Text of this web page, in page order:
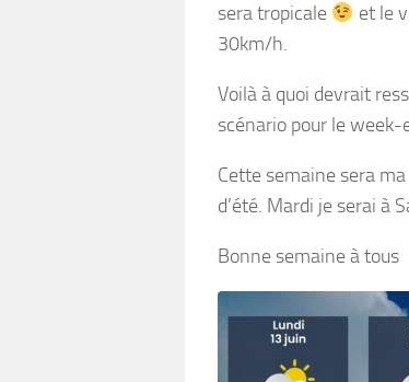
sera tropicale
et le
30km/h.
Voilà à quoi devrait
scénario pour le
Cette semaine sera
d’été. Mardi je serai à
Bonne semaine à tous